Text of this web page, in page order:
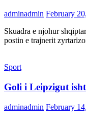
adminadmin February
Skuadra e njohur
postin e trajnerit
Sport
Goli i Leipzigut
adminadmin February